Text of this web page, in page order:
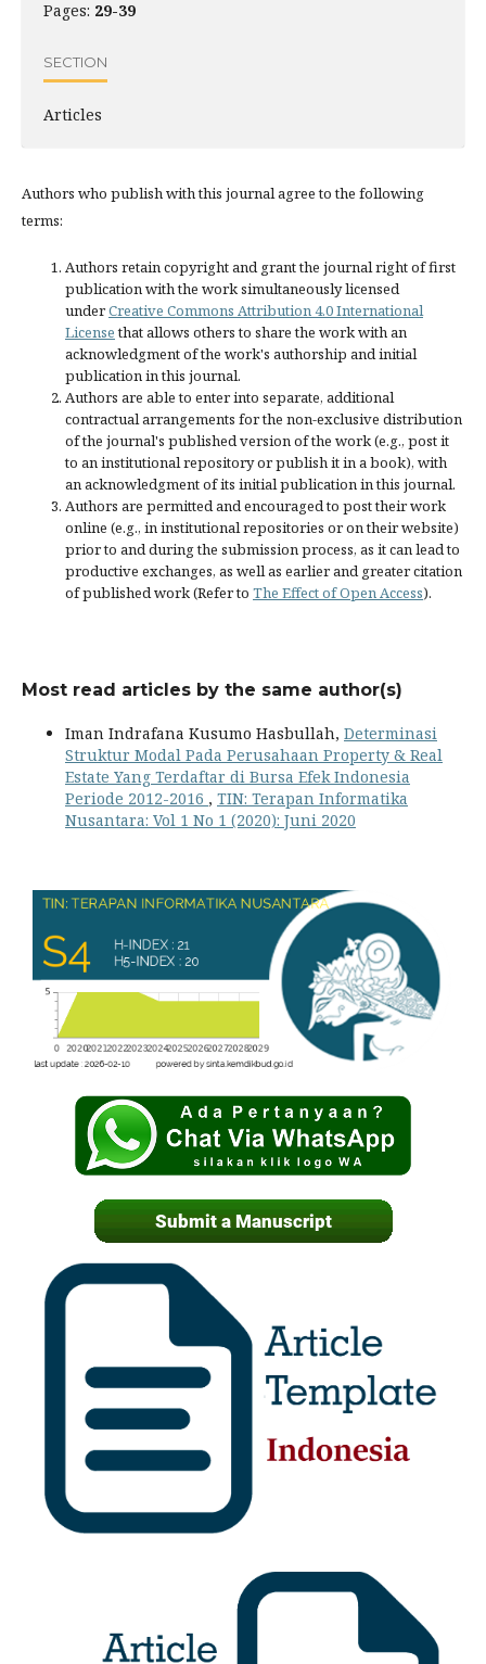
Pages: 29-39
SECTION
Articles
Authors who publish with this journal agree to the following
terms:
Authors retain copyright and grant the journal right of first
publication with the work simultaneously licensed
underCreative Commons Attribution 4.0 International
Licensethat allows others to share the work with an
acknowledgment of the work's authorship and initial
publication in this journal.
Authors are able to enter into separate, additional
contractual arrangements for the non-exclusive distribution
of the journal's published version of the work (e.g., post it
to an institutional repository or publish it in a book), with
an acknowledgment of its initial publication in this journal.
Authors are permitted and encouraged to post their work
online (e.g., in institutional repositories or on their website)
prior to and during the submission process, as it can lead to
productive exchanges, as well as earlier and greater citation
of published work (Refer to The Effect of Open Access).
Most read articles by the same author(s)
Iman Indrafana Kusumo Hasbullah, Determinasi
Struktur Modal Pada Perusahaan Property & Real
Estate Yang Terdaftar di Bursa Efek Indonesia
Periode 2012-2016 , TIN: Terapan Informatika
Nusantara: Vol 1 No 1 (2020): Juni 2020